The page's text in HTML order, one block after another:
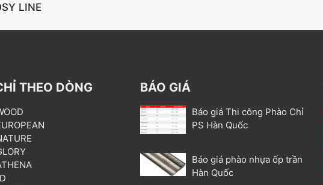
LINE
THEO DÒNG BÁO GIÁ
Báo giá Thi công Phào Chỉ
PS Hàn Quốc
Báo giá phào nhựa ốp trần
Hàn Quốc